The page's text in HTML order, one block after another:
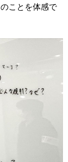
ことを体感で